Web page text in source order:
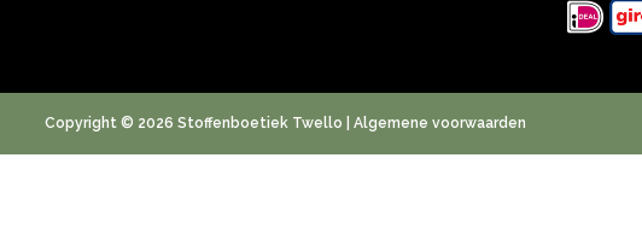
Copyright © 2026 Stoffenboetiek Twello | Algemene voorwaarden